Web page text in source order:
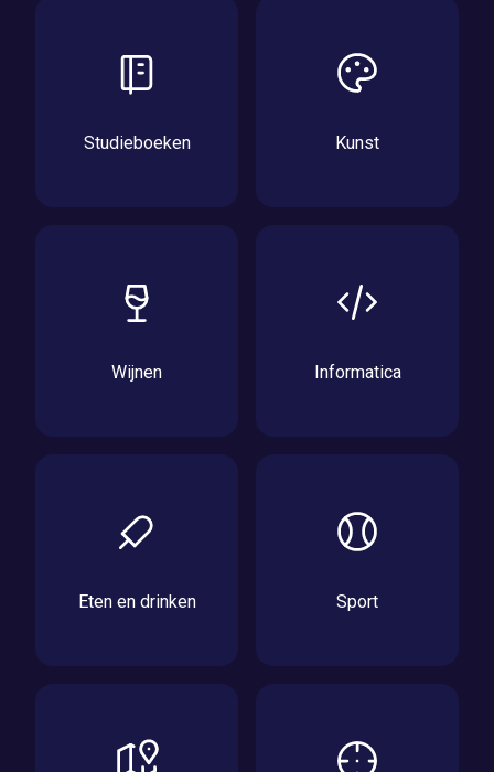
Studieboeken Kunst
Wijnen Informatica
Eten en drinken Sport